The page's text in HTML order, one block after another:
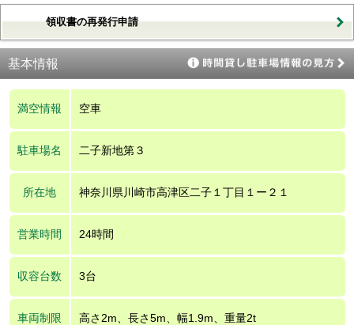
領収書の再発行申請
基本情報
満空情報 空車
駐車場名 二子新地第３
所在地 神奈川県川崎市高津区二子１丁目１ー２１
営業時間 24時間
収容台数 3台
車両制限 高さ2m、長さ5m、幅1.9m、重量2t